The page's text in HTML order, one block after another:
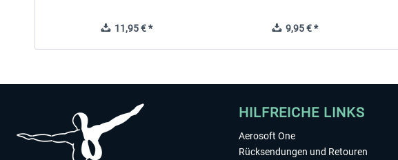
11,95 € * 9,95 € *
HILFREICHE LINKS
Aerosoft One
Rücksendungen und Retouren